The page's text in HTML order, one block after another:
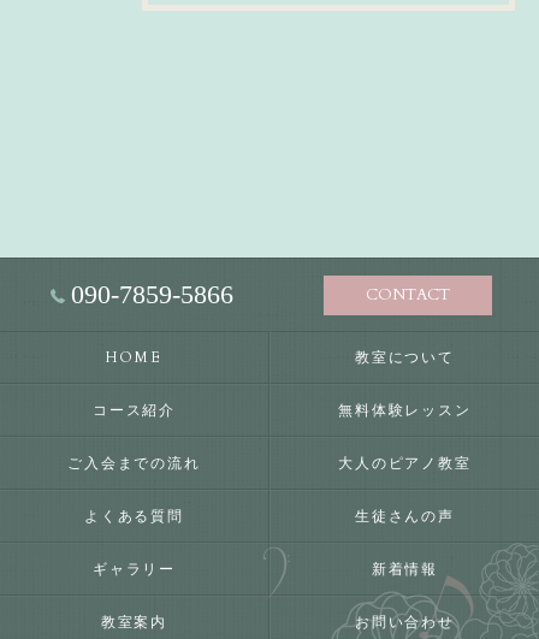
090-7859-5866 CONTACT
HOME 教室について
コース紹介 無料体験レッスン
ご入会までの流れ 大人のピアノ教室
よくある質問 生徒さんの声
ギャラリー 新着情報
教室案内 お問い合わせ